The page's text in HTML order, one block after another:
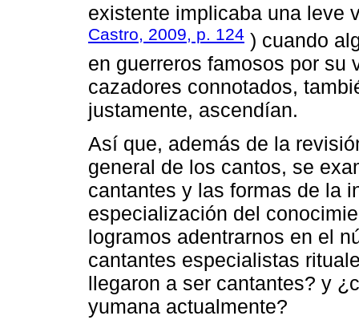
existente implicaba una leve
Castro, 2009, p. 124 ) cuando
en guerreros famosos por su
cazadores connotados,
justamente, ascendían.
Así que, además de la
general de los cantos, se
cantantes y las formas de la
especialización del
logramos adentrarnos en el
cantantes especialistas
llegaron a ser cantantes? y
yumana actualmente?